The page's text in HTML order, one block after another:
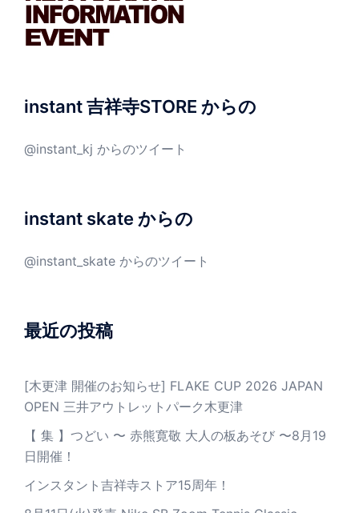
instant 吉祥寺STORE からの
@instant_kj からのツイート
instant skate からの
@instant_skate からのツイート
最近の投稿
[木更津 開催のお知らせ] FLAKE CUP 2026 JAPAN
OPEN 三井アウトレットパーク木更津
【 集 】つどい 〜 赤熊寛敬 大人の板あそび 〜8月19
日開催！
インスタント吉祥寺ストア15周年！